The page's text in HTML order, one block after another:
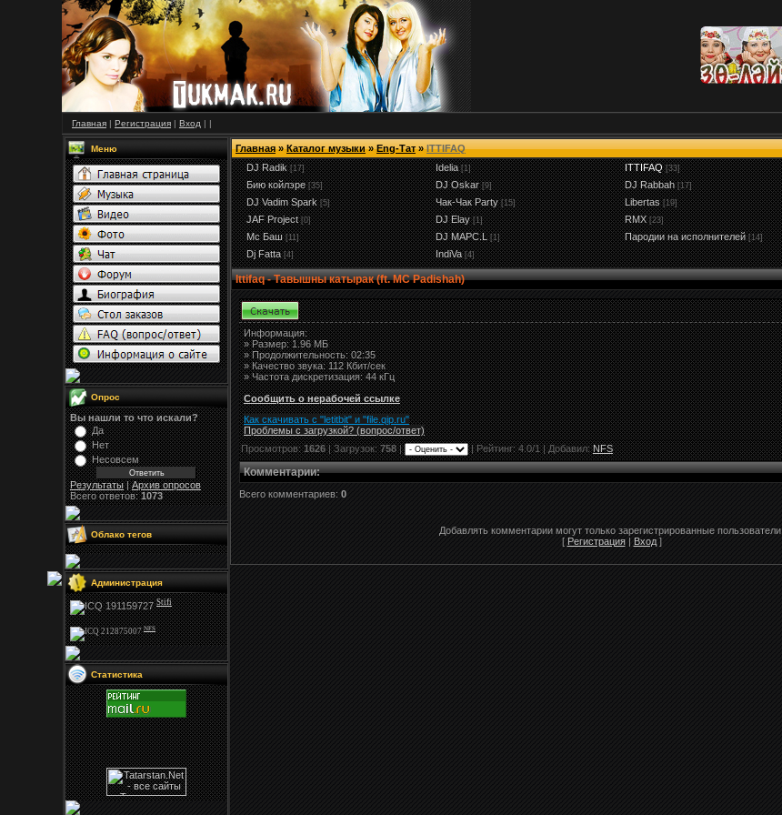
Главная | Регистрация | Вход | |
Меню
Опрос
Вы нашли то что искали?
Да
Нет
Несовсем
Результаты|Архив опросов
Всего ответов:1073
Облако тегов
Администрация
Stifi
NFS
Статистика
Главная»Каталог музыки»Eng-Тат» ITTIFAQ
DJ Radik [17] Idelia [1] ITTIFAQ [33]
Бию койлэре [35] DJ Oskar [9] DJ Rabbah [17]
DJ Vadim Spark [5] Чак-Чак Party [15] Libertas [19]
JAF Project [0] DJ Elay [1] RMX [23]
Мс Баш [11] DJ MAPC.L [1] Пародии на исполнителей [14]
Dj Fatta [4] IndiVa [4]
Ittifaq - Тавышны катырак (ft. MC Padishah)
Информация:
»Размер:1.96 МБ
» Продолжительность: 02:35
» Качество звука: 112 Кбит/сек
» Частота дискретизация: 44 кГц
Сообщить о нерабочей ссылке
Как скачивать с "letitbit" и "file.qip.ru"
Проблемы с загрузкой? (вопрос/ответ)
Просмотров:1626| Загрузок:758| |Рейтинг:4.0/1 | Добавил:NFS
Комментарии:
Всего комментариев: 0
Добавлять комментарии могут только зарегистрированные пользователи.
[ Регистрация| Вход]